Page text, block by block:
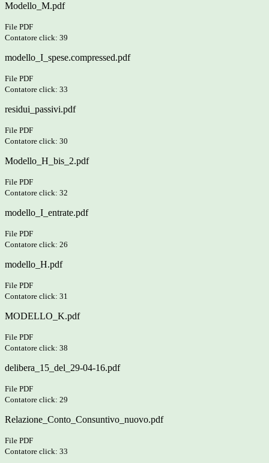
Modello_M.pdf
File PDF
Contatore click: 39
modello_I_spese.compressed.pdf
File PDF
Contatore click: 33
residui_passivi.pdf
File PDF
Contatore click: 30
Modello_H_bis_2.pdf
File PDF
Contatore click: 32
modello_I_entrate.pdf
File PDF
Contatore click: 26
modello_H.pdf
File PDF
Contatore click: 31
MODELLO_K.pdf
File PDF
Contatore click: 38
delibera_15_del_29-04-16.pdf
File PDF
Contatore click: 29
Relazione_Conto_Consuntivo_nuovo.pdf
File PDF
Contatore click: 33